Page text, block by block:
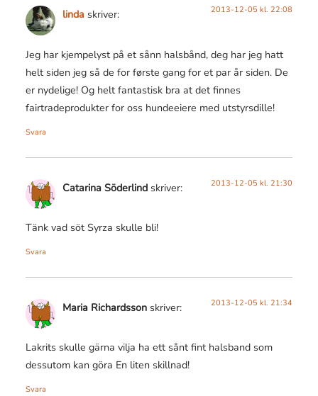
linda skriver: 2013-12-05 kl. 22:08
Jeg har kjempelyst på et sånn halsbånd, deg har jeg hatt
helt siden jeg så de for første gang for et par år siden. De
er nydelige! Og helt fantastisk bra at det finnes
fairtradeprodukter for oss hundeeiere med utstyrsdille!
Svara
Catarina Söderlind skriver: 2013-12-05 kl. 21:30
Tänk vad söt Syrza skulle bli!
Svara
Maria Richardsson skriver: 2013-12-05 kl. 21:34
Lakrits skulle gärna vilja ha ett sånt fint halsband som
dessutom kan göra En liten skillnad!
Svara